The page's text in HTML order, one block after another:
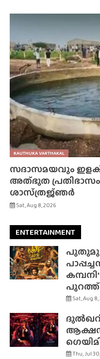
KAUTHUKA VARTHAKAL
സദാസമയവും
അത്‌ഭുത
ശാസ്‌ത്രജ്‌ഞർ
Sat, Aug 8, 2026
ENTERTAINMENT
പുറത്ത്
Sat, Aug
ആക്ഷൻ
Thu, Jul